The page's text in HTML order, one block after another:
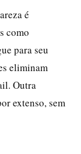
é
como
para seu
eliminam
Outra
extenso, sem